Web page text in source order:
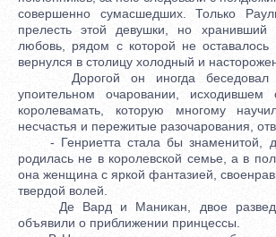
совершенно сумасшедших. Только
прелесть этой девушки, но хранивший
любовь, рядом с которой не оставалось
вернулся в столицу холодный и
Дорогой он иногда беседовал
упоительном очаровании,
королевамать, которую многому
несчастья и пережитые разочарования,
- Генриетта стала бы знаменитой,
родилась не в королевской семье, а в
она женщина с яркой фантазией,
твердой волей.
Де Вард и Маникан, двое
объявили о приближении принцессы.